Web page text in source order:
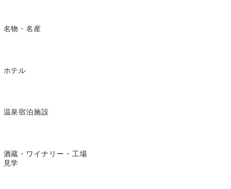
名物・名産
ホテル
温泉宿泊施設
酒蔵・ワイナリー・工場
見学